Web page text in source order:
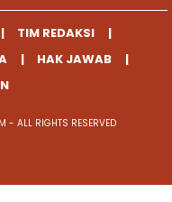
TIM REDAKSI
HAK JAWAB
- ALL RIGHTS RESERVED